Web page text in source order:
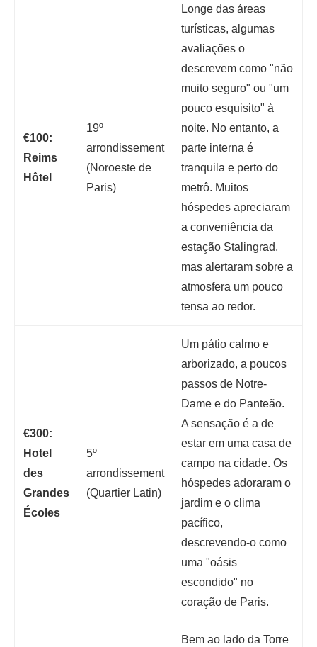
€100:
Reims
Hôtel
19º
arrondissement
(Noroeste de
Paris)
Longe das áreas
turísticas, algumas
avaliações o
descrevem como "não
muito seguro" ou "um
pouco esquisito" à
noite. No entanto, a
parte interna é
tranquila e perto do
metrô. Muitos
hóspedes apreciaram
a conveniência da
estação Stalingrad,
mas alertaram sobre a
atmosfera um pouco
tensa ao redor.
€300:
Hotel
des
Grandes
Écoles
5º
arrondissement
(Quartier Latin)
Um pátio calmo e
arborizado, a poucos
passos de Notre-
Dame e do Panteão.
A sensação é a de
estar em uma casa de
campo na cidade. Os
hóspedes adoraram o
jardim e o clima
pacífico,
descrevendo-o como
uma "oásis
escondido" no
coração de Paris.
Bem ao lado da Torre